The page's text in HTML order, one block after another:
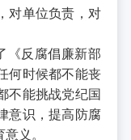
对单位负责，对
反腐倡廉新部
何时候都不能丧
不能挑战党纪国
意识，提高防腐
义。